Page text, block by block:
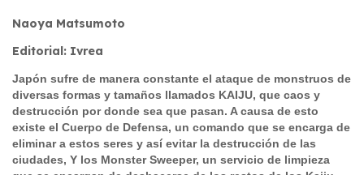
Naoya Matsumoto
Editorial: Ivrea
Japón sufre de manera constante el ataque de monstruos de
diversas formas y tamaños llamados KAIJU, que caos y
destrucción por donde sea que pasan. A causa de esto
existe el Cuerpo de Defensa, un comando que se encarga de
eliminar a estos seres y así evitar la destrucción de las
ciudades, Y los Monster Sweeper, un servicio de limpieza